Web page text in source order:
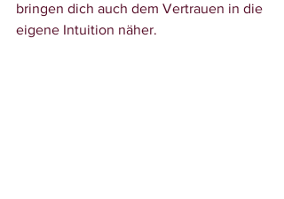
bringen dich auch dem Vertrauen in die
eigene Intuition näher.